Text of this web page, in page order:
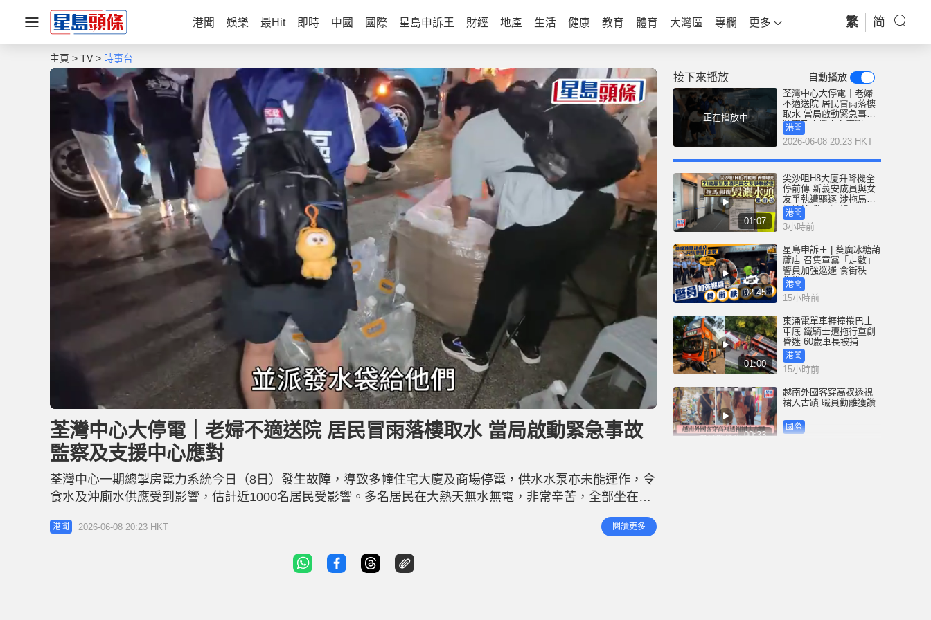
港聞 娛樂 最Hit 即時 中國 國際 星島申訴王 財經 地產 生活 健康 教育 體育 大灣區 專欄 更多 繁 简
主頁 TV 時事台
n
u
t
e
L
o
d
e
d
荃灣中心大停電｜老婦不適送院 居民冒雨落樓取水 當局啟動緊急事故
監察及支援中心應對
荃灣中心一期總掣房電力系統今日（8日）發生故障，導致多幢住宅大廈及商場停電，供水水泵亦未能運作，令
食水及沖廁水供應受到影響，估計近1000名居民受影響。多名居民在大熱天無水無電，非常辛苦，全部坐在樓
下吹風，當局調派水車供水外，亦安排專車接送有需要居民往社區會堂於晚上暫住，同時已啟動緊急事故監察
及支援中心應對。晚上7時左右，天津樓有一名老婦因身體不適，需要送院治理。 相關新聞 : 荃灣中心一期大範
港聞 2026-06-08 20:23 HKT 閱讀更多
接下來播放 自動播放
正在播放中
荃灣中心大停電｜老婦
不適送院 居民冒雨落樓
取水 當局啟動緊急事故
監察及支援中心應對
港聞
2026-06-08 20:23 HKT
01:07
尖沙咀H8大廈升降機全
停前傳 新義安成員與女
友爭執遭驅逐 涉拖馬刑
毀被捕 警另通緝4男
港聞
3小時前
02:45
星島申訴王 | 葵廣冰糖葫
蘆店 召集童黨「走數」
警員加強巡邏 食街秩序
復常
港聞
15小時前
01:00
東涌電單車捱撞捲巴士
車底 鐵騎士遭拖行重創
昏迷 60歲車長被捕
港聞
15小時前
00:33
越南外國客穿高衩透視
裙入古蹟 職員勸離獲讚
國際